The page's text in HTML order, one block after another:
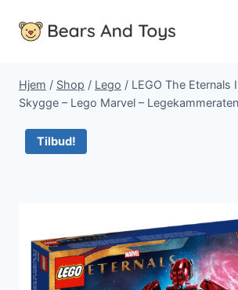
Hjem / Shop / Lego / LEGO The Eternals
Skygge – Lego Marvel –
Tilbud!